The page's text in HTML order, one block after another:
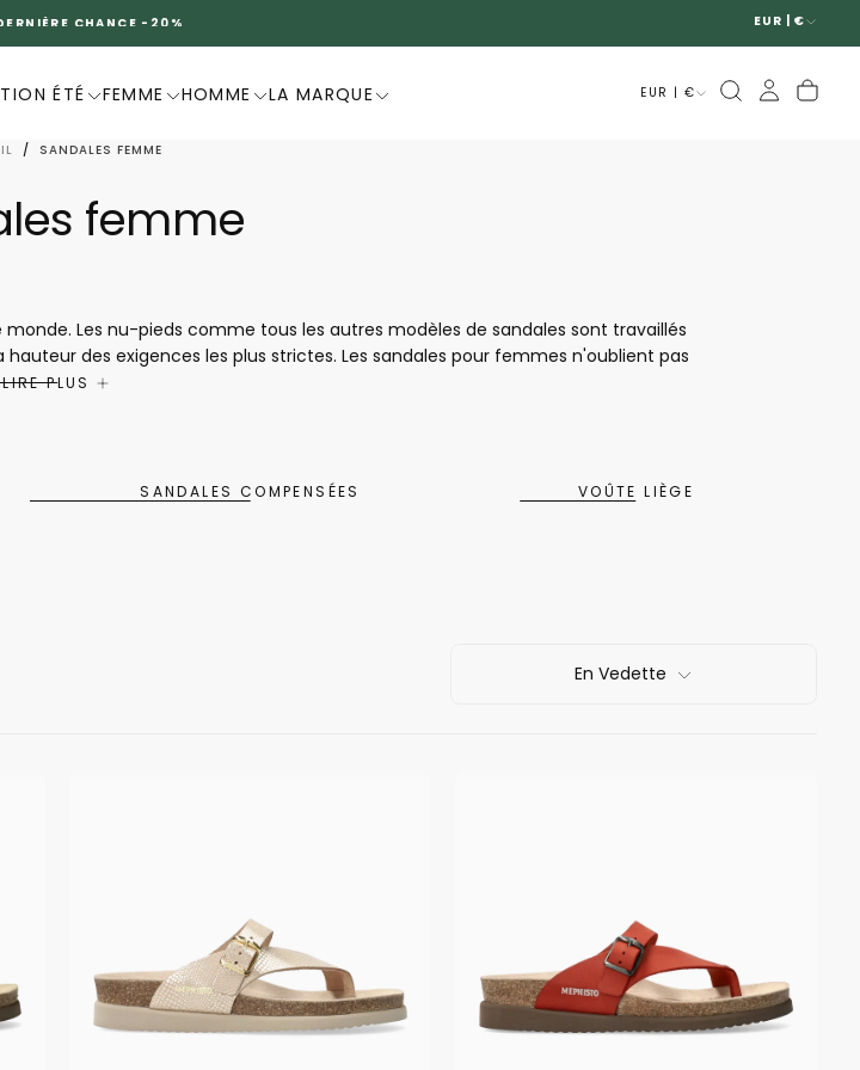
CHANCE -20% EUR | €
ÉTÉ FEMME HOMME LA MARQUE EUR | €
/ SANDALES FEMME
femme
Les nu-pieds comme tous les autres modèles de sandales sont travaillés
des exigences les plus strictes. Les sandales pour femmes n'oublient pas
imprimés, des coupes et des matériaux qui évoluent avec le temps pour que
LIRE PLUS
SANDALES COMPENSÉES VOÛTE LIÈGE
En Vedette